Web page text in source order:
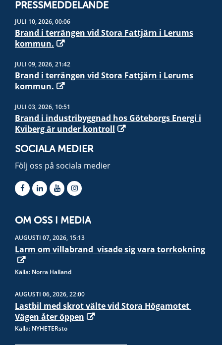
PRESSMEDDELANDE
JULI 10, 2026, 00:06
Brand i terrängen vid Stora Fattjärn i Lerums
kommun.
JULI 09, 2026, 21:42
Brand i terrängen vid Stora Fattjärn i Lerums
kommun.
JULI 03, 2026, 10:51
Brand i industribyggnad hos Göteborgs Energi i
Kviberg är under kontroll
SOCIALA MEDIER
Följ oss på sociala medier
OM OSS I MEDIA
AUGUSTI 07, 2026, 15:13
Larm om villabrand  visade sig vara torrkokning
Källa: Norra Halland
AUGUSTI 06, 2026, 22:00
Lastbil med skrot välte vid Stora Högamotet 
Vägen åter öppen
Källa: NYHETERsto